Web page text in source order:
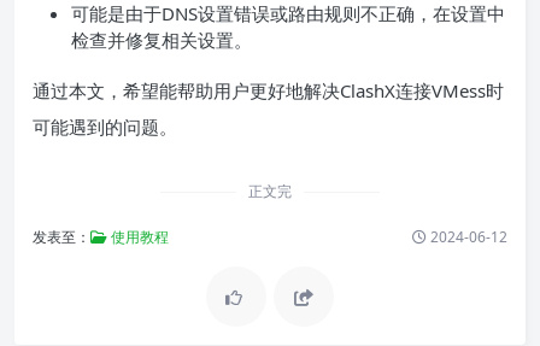
可能是由于DNS设置错误或路由规则不正确，在设置中
检查并修复相关设置。
通过本文，希望能帮助用户更好地解决ClashX连接VMess时
可能遇到的问题。
正文完
发表至： 使用教程 2024-06-12